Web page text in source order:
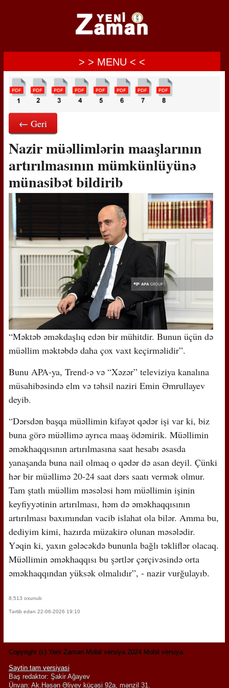
> > MENU < <
← Geri
Nazir müəllimlərin maaşlarının
artırılmasının mümkünlüyünə
münasibət bildirib
“Məktəb əməkdaşlıq edən bir mühitdir. Bunun üçün də
müəllim məktəbdə daha çox vaxt keçirməlidir”.
Bunu APA-ya, Trend-ə və “Xəzər” televiziya kanalına
müsahibəsində elm və təhsil naziri Emin Əmrullayev
deyib.
“Dərsdən başqa müəllimin kifayət qədər işi var ki, biz
buna görə müəllimə ayrıca maaş ödəmirik. Müəllimin
əməkhaqqısının artırılmasına saat hesabı əsasda
yanaşanda buna nail olmaq o qədər də asan deyil. Çünki
hər bir müəllimə 20-24 saat dərs saatı vermək olmur.
Tam ştatlı müəllim məsələsi həm müəllimin işinin
keyfiyyətinin artırılması, həm də əməkhaqqısının
artırılması baxımından vacib islahat ola bilər. Amma bu,
dediyim kimi, hazırda müzakirə olunan məsələdir.
Yəqin ki, yaxın gələcəkdə bununla bağlı təkliflər olacaq.
Müəllimin əməkhaqqısı bu şərtlər çərçivəsində orta
əməkhaqqından yüksək olmalıdır”, - nazir vurğulayıb.
8,513 oxunub
Tərtib edən 22-06-2026 19:10
Copyright (c) Yeni Zaman Mobil versiya 2024 Mobil versiya
Saytin tam versiyasi
Baş redaktor: Şakir Ağayev
Ünvan: Ak.Həsən Əliyev küçəsi 92a, mənzil 31.